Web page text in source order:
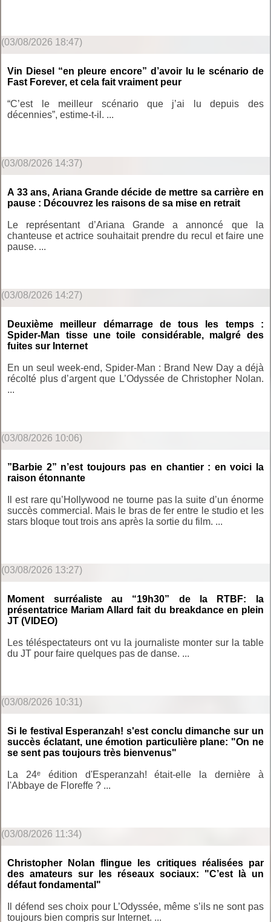
(03/08/2026 18:47)
Vin Diesel “en pleure encore” d’avoir lu le scénario de
Fast Forever, et cela fait vraiment peur
“C’est le meilleur scénario que j’ai lu depuis des
décennies”, estime-t-il. ...
(03/08/2026 14:37)
A 33 ans, Ariana Grande décide de mettre sa carrière en
pause : Découvrez les raisons de sa mise en retrait
Le représentant d’Ariana Grande a annoncé que la
chanteuse et actrice souhaitait prendre du recul et faire une
pause. ...
(03/08/2026 14:27)
Deuxième meilleur démarrage de tous les temps :
Spider-Man tisse une toile considérable, malgré des
fuites sur Internet
En un seul week-end, Spider-Man : Brand New Day a déjà
récolté plus d’argent que L’Odyssée de Christopher Nolan.
...
(03/08/2026 10:06)
”Barbie 2” n’est toujours pas en chantier : en voici la
raison étonnante
Il est rare qu’Hollywood ne tourne pas la suite d’un énorme
succès commercial. Mais le bras de fer entre le studio et les
stars bloque tout trois ans après la sortie du film. ...
(03/08/2026 13:27)
Moment surréaliste au “19h30” de la RTBF: la
présentatrice Mariam Allard fait du breakdance en plein
JT (VIDEO)
Les téléspectateurs ont vu la journaliste monter sur la table
du JT pour faire quelques pas de danse. ...
(03/08/2026 10:31)
Si le festival Esperanzah! s'est conclu dimanche sur un
succès éclatant, une émotion particulière plane: "On ne
se sent pas toujours très bienvenus"
La 24ᵉ édition d'Esperanzah! était-elle la dernière à
l'Abbaye de Floreffe ? ...
(03/08/2026 11:34)
Christopher Nolan flingue les critiques réalisées par
des amateurs sur les réseaux sociaux: "C’est là un
défaut fondamental"
Il défend ses choix pour L’Odyssée, même s’ils ne sont pas
toujours bien compris sur Internet. ...